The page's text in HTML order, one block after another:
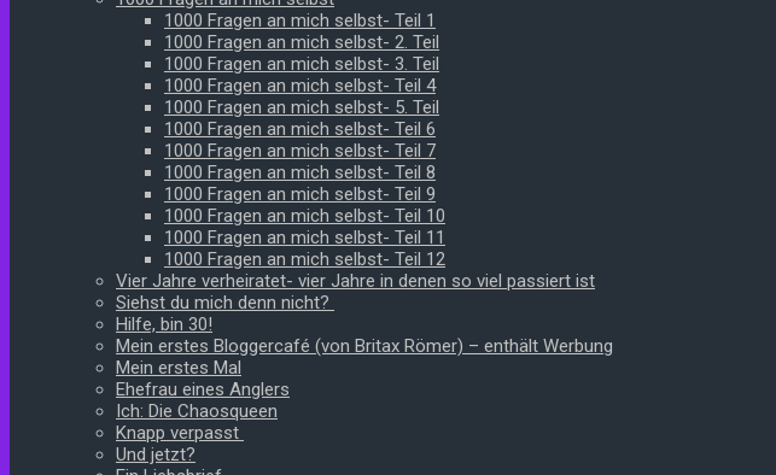
1000 Fragen an mich selbst- Teil 1
1000 Fragen an mich selbst- 2. Teil
1000 Fragen an mich selbst- 3. Teil
1000 Fragen an mich selbst- Teil 4
1000 Fragen an mich selbst- 5. Teil
1000 Fragen an mich selbst- Teil 6
1000 Fragen an mich selbst- Teil 7
1000 Fragen an mich selbst- Teil 8
1000 Fragen an mich selbst- Teil 9
1000 Fragen an mich selbst- Teil 10
1000 Fragen an mich selbst- Teil 11
1000 Fragen an mich selbst- Teil 12
Vier Jahre verheiratet- vier Jahre in denen so viel passiert ist
Siehst du mich denn nicht?
Hilfe, bin 30!
Mein erstes Bloggercafé (von Britax Römer) – enthält Werbung
Mein erstes Mal
Ehefrau eines Anglers
Ich: Die Chaosqueen
Knapp verpasst
Und jetzt?